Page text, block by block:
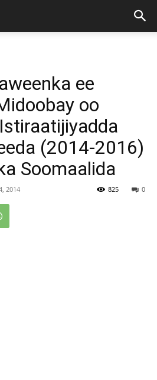
ee
oo
(2014-2016)
Soomaalida
2014 0
825